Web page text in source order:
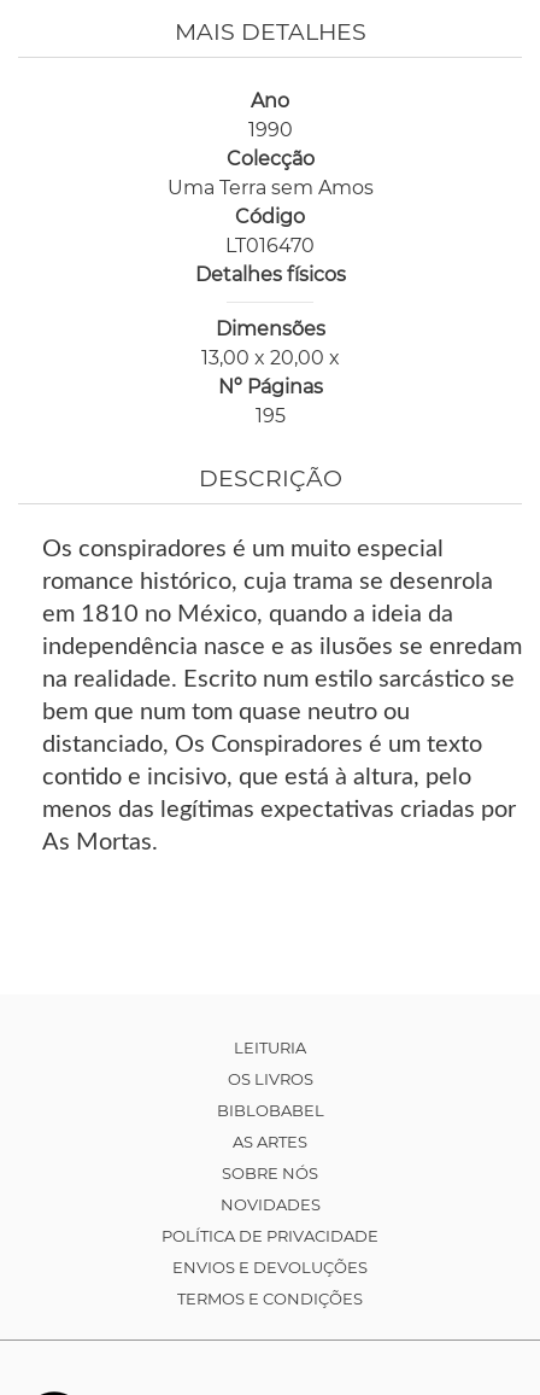
MAIS DETALHES
Ano
1990
Colecção
Uma Terra sem Amos
Código
LT016470
Detalhes físicos
Dimensões
13,00 x 20,00 x
Nº Páginas
195
DESCRIÇÃO
Os conspiradores é um muito especial
romance histórico, cuja trama se desenrola
em 1810 no México, quando a ideia da
independência nasce e as ilusões se enredam
na realidade. Escrito num estilo sarcástico se
bem que num tom quase neutro ou
distanciado, Os Conspiradores é um texto
contido e incisivo, que está à altura, pelo
menos das legítimas expectativas criadas por
As Mortas.
LEITURIA
OS LIVROS
BIBLOBABEL
AS ARTES
SOBRE NÓS
NOVIDADES
POLÍTICA DE PRIVACIDADE
ENVIOS E DEVOLUÇÕES
TERMOS E CONDIÇÕES